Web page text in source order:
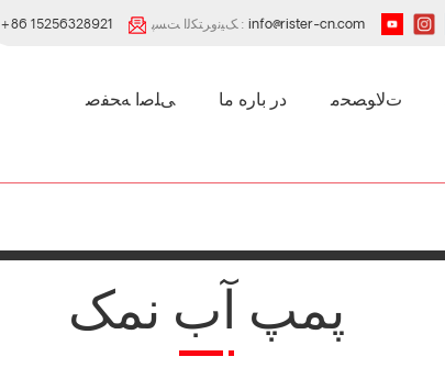
+86 15256328921 ﮏﯿﻧﻭﺮﺘﮑﻟﺍ ﺖﺴﭘ : info@rister-cn.com
ﯽﻠﺻﺍ ﻪﺤﻔﺻ در باره ما ﺕﻻ ﻮﺼﺤﻣ
پمپ آب نمک